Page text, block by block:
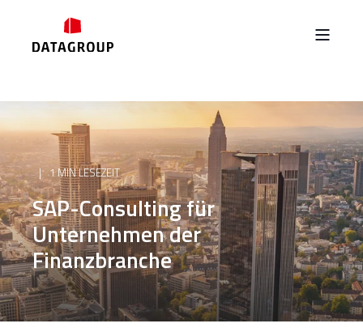
1 MIN LESEZEIT
SAP-Consulting für
Unternehmen der
Finanzbranche